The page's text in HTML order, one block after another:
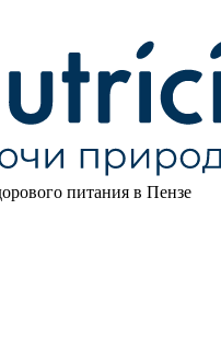
питания в Пензе